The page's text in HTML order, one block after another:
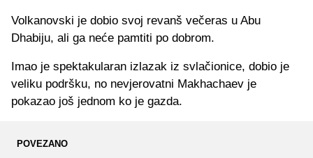
Volkanovski je dobio svoj revanš večeras u Abu
Dhabiju, ali ga neće pamtiti po dobrom.
Imao je spektakularan izlazak iz svlačionice, dobio je
veliku podršku, no nevjerovatni Makhachaev je
pokazao još jednom ko je gazda.
POVEZANO